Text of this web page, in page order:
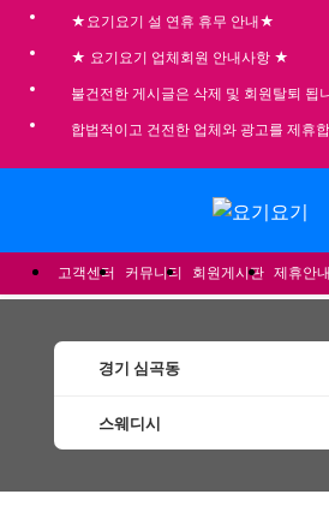
★요기요기 설 연휴 휴무 안내★
★ 요기요기 업체회원 안내사항 ★
불건전한 게시글은 삭제 및 회원탈퇴 됩
합법적이고 건전한 업체와 광고를 제휴
고객센터 커뮤니티 회원게시판 제휴안내
경기 심곡동
스웨디시